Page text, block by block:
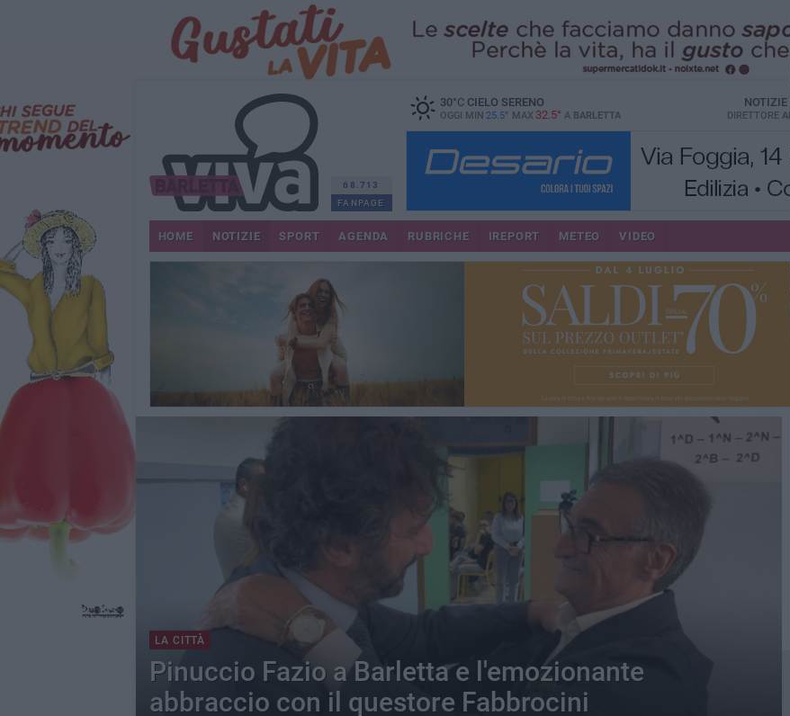
68.713
FANPAGE
30°CCIELO SERENO
OGGI MIN 25.5° MAX 32.5° A BARLETTA
NOTIZIE
DIRETTORE
HOME NOTIZIE SPORT AGENDA RUBRICHE IREPORT METEO VIDEO
LA CITTÀ
Pinuccio Fazio a Barletta e l'emozionante
abbraccio con il questore Fabbrocini